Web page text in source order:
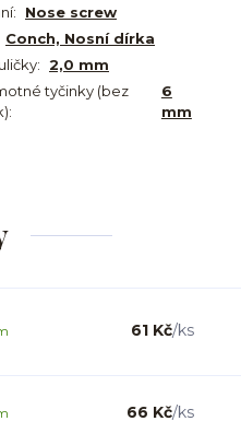
Nose screw
Conch, Nosní dírka
2,0 mm
tyčinky (bez
6
mm
61 Kč/ks
66 Kč/ks